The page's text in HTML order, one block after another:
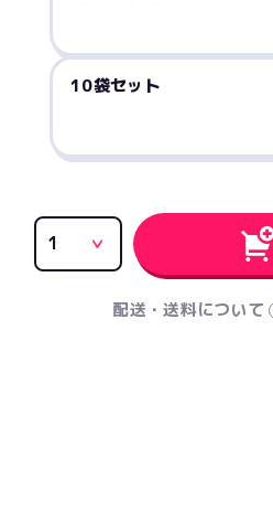
10袋セット
配送・送料について